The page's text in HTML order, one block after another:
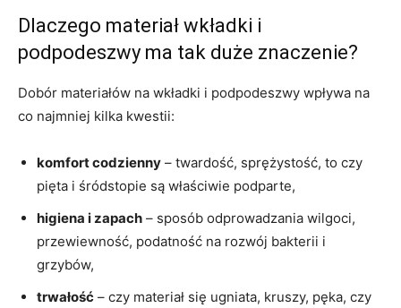
Dlaczego materiał wkładki i
podpodeszwy ma tak duże znaczenie?
Dobór materiałów na wkładki i podpodeszwy wpływa na
co najmniej kilka kwestii:
komfort codzienny – twardość, sprężystość, to czy
pięta i śródstopie są właściwie podparte,
higiena i zapach – sposób odprowadzania wilgoci,
przewiewność, podatność na rozwój bakterii i
grzybów,
trwałość – czy materiał się ugniata, kruszy, pęka, czy